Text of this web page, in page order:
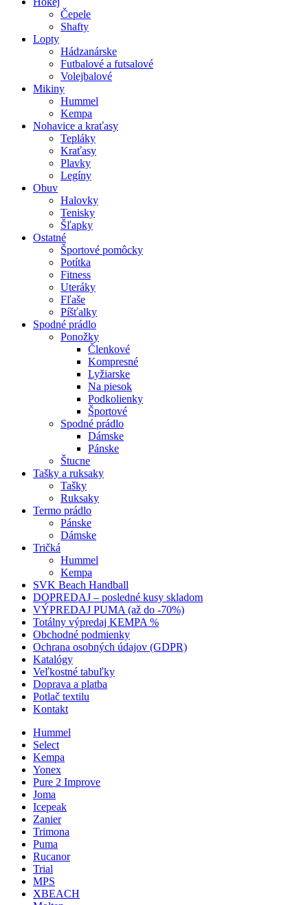
Čepele
Shafty
Lopty
Hádzanárske
Futbalové a futsalové
Volejbalové
Mikiny
Hummel
Kempa
Nohavice a kraťasy
Tepláky
Kraťasy
Plavky
Legíny
Obuv
Halovky
Tenisky
Šľapky
Ostatné
Športové pomôcky
Potítka
Fitness
Uteráky
Fľaše
Píšťalky
Spodné prádlo
Ponožky
Členkové
Kompresné
Lyžiarske
Na piesok
Podkolienky
Športové
Spodné prádlo
Dámske
Pánske
Štucne
Tašky a ruksaky
Tašky
Ruksaky
Termo prádlo
Pánske
Dámske
Tričká
Hummel
Kempa
SVK Beach Handball
DOPREDAJ – posledné kusy skladom
VÝPREDAJ PUMA (až do -70%)
Totálny výpredaj KEMPA %
Obchodné podmienky
Ochrana osobných údajov (GDPR)
Katalógy
Veľkostné tabuľky
Doprava a platba
Potlač textilu
Kontakt
Hummel
Select
Kempa
Yonex
Pure 2 Improve
Joma
Icepeak
Zanier
Trimona
Puma
Rucanor
Trial
MPS
XBEACH